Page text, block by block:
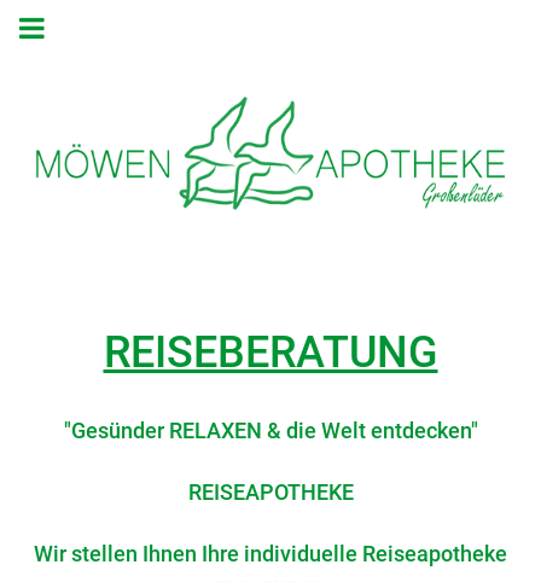
REISEBERATUNG
"Gesünder RELAXEN & die Welt entdecken"
REISEAPOTHEKE
Wir stellen Ihnen Ihre individuelle Reiseapotheke